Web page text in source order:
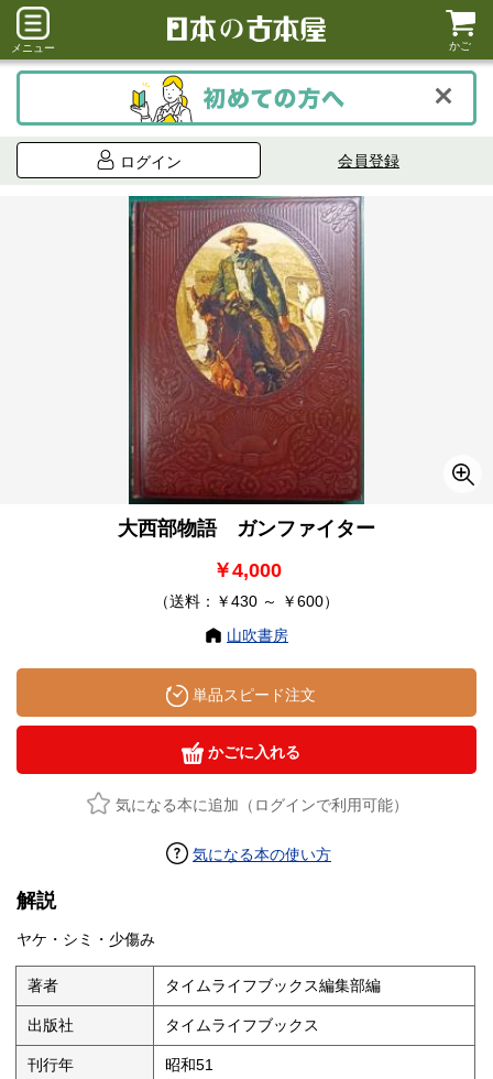
メニュー かご
ログイン 会員登録
大西部物語 ガンファイター
￥4,000
（送料：￥430 ～ ￥600）
山吹書房
単品スピード注文
かごに入れる
気になる本に追加（ログインで利用可能）
気になる本の使い方
解説
ヤケ・シミ・少傷み
著者 タイムライフブックス編集部編
出版社 タイムライフブックス
刊行年 昭和51